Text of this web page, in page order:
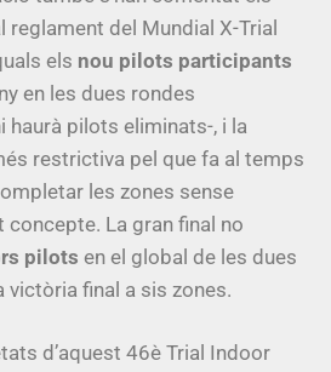
reglament del Mundial X-Trial
els nou pilots participants
en les dues rondes
pilots eliminats-, i la
restrictiva pel que fa al temps
les zones sense
concepte. La gran final no
pilots en el global de les dues
victòria final a sis zones.
d’aquest 46è Trial Indoor